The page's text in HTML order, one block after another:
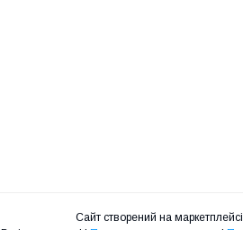
Сайт створений на маркетплейсі